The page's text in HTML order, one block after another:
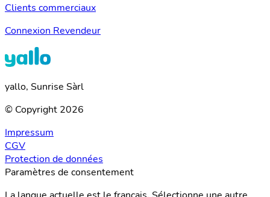
Clients commerciaux
Connexion Revendeur
yallo, Sunrise Sàrl
© Copyright 2026
Impressum
CGV
Protection de données
Paramètres de consentement